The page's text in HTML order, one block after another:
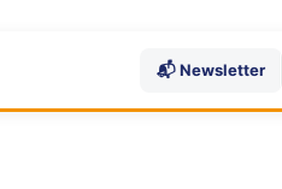
📬 Newsletter